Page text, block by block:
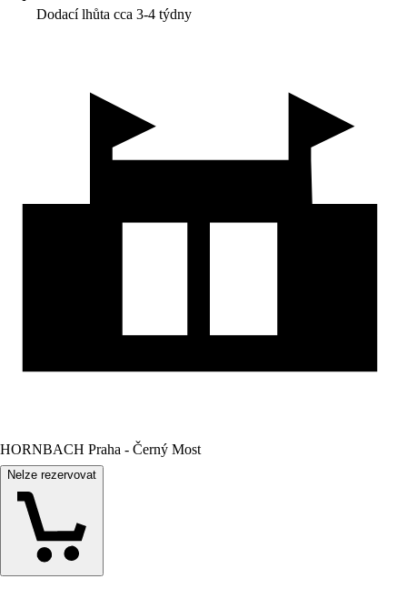
Dodací lhůta cca 3-4 týdny
HORNBACH Praha - Černý Most
Nelze rezervovat